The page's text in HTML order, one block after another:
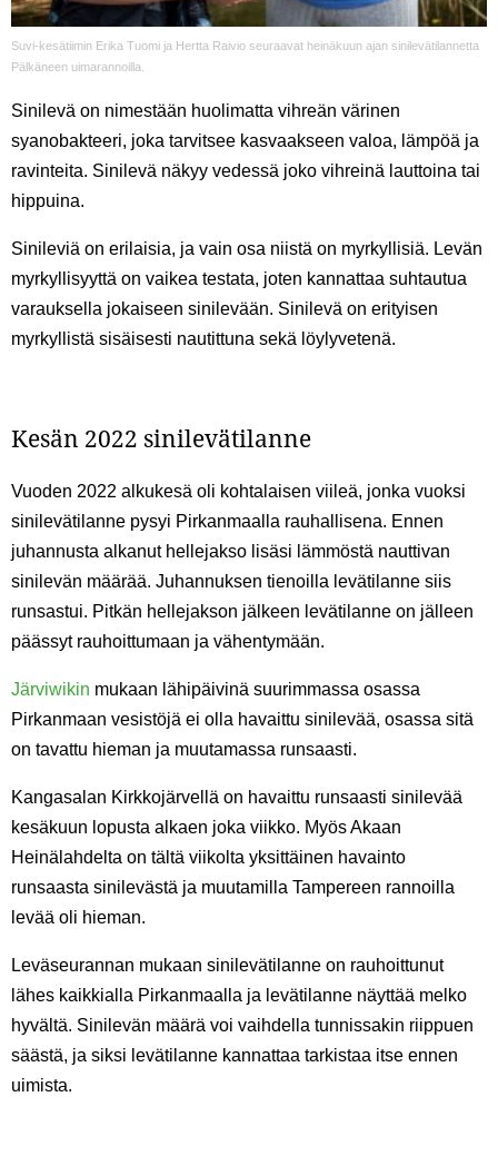
Suvi-kesätiimin Erika Tuomi ja Hertta Raivio seuraavat heinäkuun ajan sinilevätilannetta
Pälkäneen uimarannoilla.
Sinilevä on nimestään huolimatta vihreän värinen
syanobakteeri, joka tarvitsee kasvaakseen valoa, lämpöä ja
ravinteita. Sinilevä näkyy vedessä joko vihreinä lauttoina tai
hippuina.
Sinileviä on erilaisia, ja vain osa niistä on myrkyllisiä. Levän
myrkyllisyyttä on vaikea testata, joten kannattaa suhtautua
varauksella jokaiseen sinilevään. Sinilevä on erityisen
myrkyllistä sisäisesti nautittuna sekä löylyvetenä.
Kesän 2022 sinilevätilanne
Vuoden 2022 alkukesä oli kohtalaisen viileä, jonka vuoksi
sinilevätilanne pysyi Pirkanmaalla rauhallisena. Ennen
juhannusta alkanut hellejakso lisäsi lämmöstä nauttivan
sinilevän määrää. Juhannuksen tienoilla levätilanne siis
runsastui. Pitkän hellejakson jälkeen levätilanne on jälleen
päässyt rauhoittumaan ja vähentymään.
Järviwikin mukaan lähipäivinä suurimmassa osassa
Pirkanmaan vesistöjä ei olla havaittu sinilevää, osassa sitä
on tavattu hieman ja muutamassa runsaasti.
Kangasalan Kirkkojärvellä on havaittu runsaasti sinilevää
kesäkuun lopusta alkaen joka viikko. Myös Akaan
Heinälahdelta on tältä viikolta yksittäinen havainto
runsaasta sinilevästä ja muutamilla Tampereen rannoilla
levää oli hieman.
Leväseurannan mukaan sinilevätilanne on rauhoittunut
lähes kaikkialla Pirkanmaalla ja levätilanne näyttää melko
hyvältä. Sinilevän määrä voi vaihdella tunnissakin riippuen
säästä, ja siksi levätilanne kannattaa tarkistaa itse ennen
uimista.